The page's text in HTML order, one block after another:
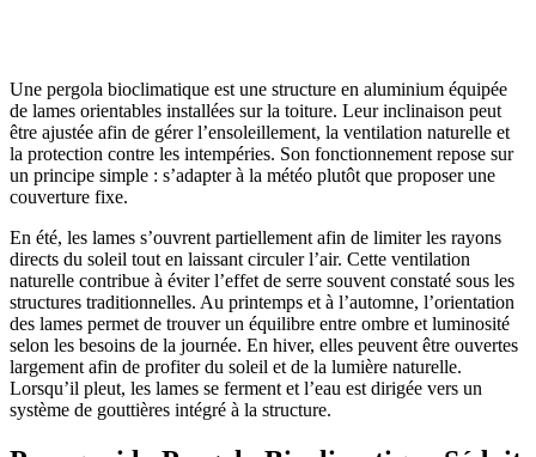
Une pergola bioclimatique est une structure en aluminium équipée
de lames orientables installées sur la toiture. Leur inclinaison peut
être ajustée afin de gérer l’ensoleillement, la ventilation naturelle et
la protection contre les intempéries. Son fonctionnement repose sur
un principe simple : s’adapter à la météo plutôt que proposer une
couverture fixe.
En été, les lames s’ouvrent partiellement afin de limiter les rayons
directs du soleil tout en laissant circuler l’air. Cette ventilation
naturelle contribue à éviter l’effet de serre souvent constaté sous les
structures traditionnelles. Au printemps et à l’automne, l’orientation
des lames permet de trouver un équilibre entre ombre et luminosité
selon les besoins de la journée. En hiver, elles peuvent être ouvertes
largement afin de profiter du soleil et de la lumière naturelle.
Lorsqu’il pleut, les lames se ferment et l’eau est dirigée vers un
système de gouttières intégré à la structure.